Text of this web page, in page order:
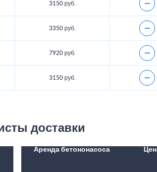
3150 руб.
3350 руб.
7920 руб.
3150 руб.
доставки
Аренда бетононасоса